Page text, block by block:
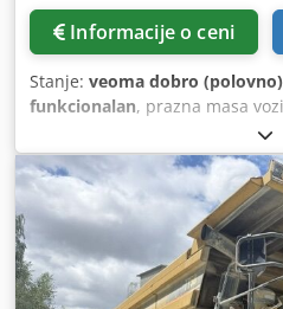
Informacije o ceni
Stanje: veoma dobro (polovno)
funkcionalan, prazna masa
, ukupna
proizvodnje:2011, radni sati:
proizvodnje 2011.
radnih sati * Motor Cat V3412E
Nosivost: 62,7 t * Sopa težina:
ukupna težina 105.000 kg *
Gume: 24.00 R35 Djdpfx